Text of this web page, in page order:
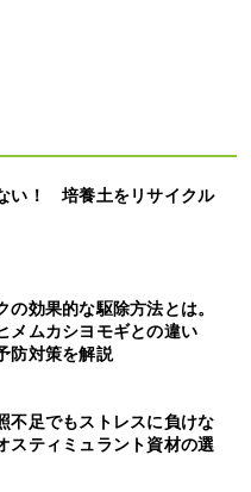
い！ 培養土をリサイクル
の効果的な駆除方法とは。
メムカシヨモギとの違い
防対策を解説
不足でもストレスに負けな
スティミュラント資材の選